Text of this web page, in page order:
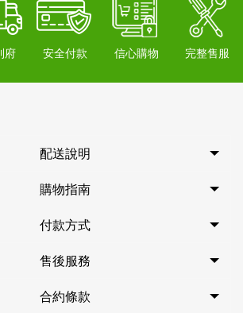
府 安全付款 信心購物 完整售服
配送說明
購物指南
付款方式
售後服務
合約條款